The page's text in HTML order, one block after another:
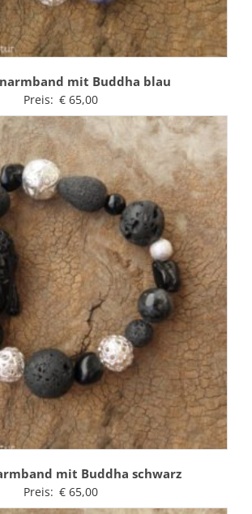
mit Buddha blau
Preis: €65,00
mit Buddha schwarz
Preis: €65,00